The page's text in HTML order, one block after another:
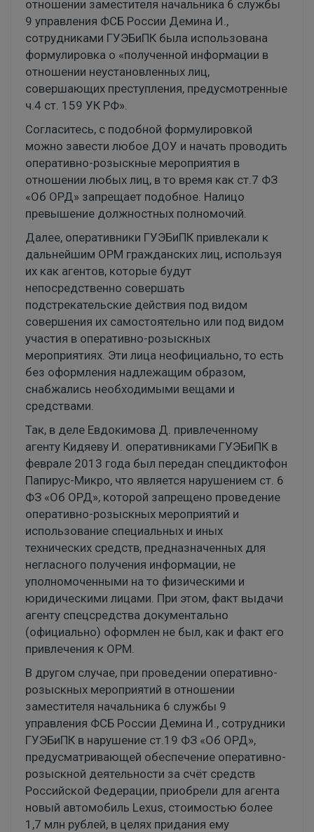
отношении заместителя начальника 6 службы
9 управления ФСБ России Демина И.,
сотрудниками ГУЭБиПК была использована
формулировка о «полученной информации в
отношении неустановленных лиц,
совершающих преступления, предусмотренные
ч.4 ст. 159 УК РФ».
Согласитесь, с подобной формулировкой
можно завести любое ДОУ и начать проводить
оперативно-розыскные мероприятия в
отношении любых лиц, в то время как ст.7 ФЗ
«Об ОРД» запрещает подобное. Налицо
превышение должностных полномочий.
Далее, оперативники ГУЭБиПК привлекали к
дальнейшим ОРМ гражданских лиц, используя
их как агентов, которые будут
непосредственно совершать
подстрекательские действия под видом
совершения их самостоятельно или под видом
участия в оперативно-розыскных
мероприятиях. Эти лица неофициально, то есть
без оформления надлежащим образом,
снабжались необходимыми вещами и
средствами.
Так, в деле Евдокимова Д. привлеченному
агенту Кидяеву И. оперативниками ГУЭБиПК в
феврале 2013 года был передан спецдиктофон
Папирус-Микро, что является нарушением ст. 6
ФЗ «Об ОРД», которой запрещено проведение
оперативно-розыскных мероприятий и
использование специальных и иных
технических средств, предназначенных для
негласного получения информации, не
уполномоченными на то физическими и
юридическими лицами. При этом, факт выдачи
агенту спецсредства документально
(официально) оформлен не был, как и факт его
привлечения к ОРМ.
В другом случае, при проведении оперативно-
розыскных мероприятий в отношении
заместителя начальника 6 службы 9
управления ФСБ России Демина И., сотрудники
ГУЭБиПК в нарушение ст.19 ФЗ «Об ОРД»,
предусматривающей обеспечение оперативно-
розыскной деятельности за счёт средств
Российской Федерации, приобрели для агента
новый автомобиль Lexus, стоимостью более
1,7 млн рублей, в целях придания ему